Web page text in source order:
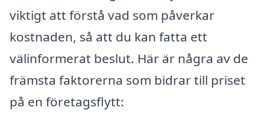
viktigt att förstå vad som påverkar
kostnaden, så att du kan fatta ett
välinformerat beslut. Här är några av de
främsta faktorerna som bidrar till priset
på en företagsflytt: